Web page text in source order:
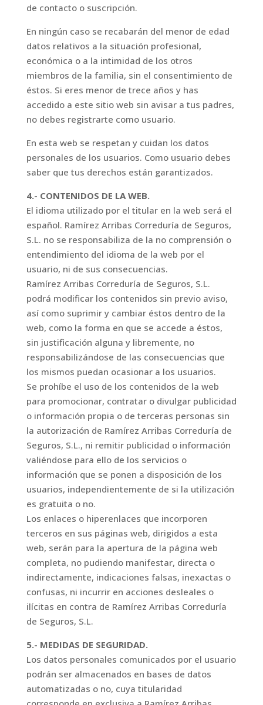
de contacto o suscripción.
En ningún caso se recabarán del menor de edad
datos relativos a la situación profesional,
económica o a la intimidad de los otros
miembros de la familia, sin el consentimiento de
éstos. Si eres menor de trece años y has
accedido a este sitio web sin avisar a tus padres,
no debes registrarte como usuario.
En esta web se respetan y cuidan los datos
personales de los usuarios. Como usuario debes
saber que tus derechos están garantizados.
4.- CONTENIDOS DE LA WEB.
El idioma utilizado por el titular en la web será el
español. Ramírez Arribas Correduría de Seguros,
S.L. no se responsabiliza de la no comprensión o
entendimiento del idioma de la web por el
usuario, ni de sus consecuencias.
Ramírez Arribas Correduría de Seguros, S.L.
podrá modificar los contenidos sin previo aviso,
así como suprimir y cambiar éstos dentro de la
web, como la forma en que se accede a éstos,
sin justificación alguna y libremente, no
responsabilizándose de las consecuencias que
los mismos puedan ocasionar a los usuarios.
Se prohíbe el uso de los contenidos de la web
para promocionar, contratar o divulgar publicidad
o información propia o de terceras personas sin
la autorización de Ramírez Arribas Correduría de
Seguros, S.L., ni remitir publicidad o información
valiéndose para ello de los servicios o
información que se ponen a disposición de los
usuarios, independientemente de si la utilización
es gratuita o no.
Los enlaces o hiperenlaces que incorporen
terceros en sus páginas web, dirigidos a esta
web, serán para la apertura de la página web
completa, no pudiendo manifestar, directa o
indirectamente, indicaciones falsas, inexactas o
confusas, ni incurrir en acciones desleales o
ilícitas en contra de Ramírez Arribas Correduría
de Seguros, S.L.
5.- MEDIDAS DE SEGURIDAD.
Los datos personales comunicados por el usuario
podrán ser almacenados en bases de datos
automatizadas o no, cuya titularidad